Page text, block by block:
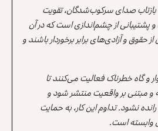
صدای سرکوب‌شدگان، تقویت
از چشم‌اندازی است که در آن
حقوق و آزادی‌های برابر برخوردار باشند و
و گاه خطرناک فعالیت می‌کنند تا
مبتنی بر واقعیت منتشر شود و
نشود. تداوم این کار، به حمایت
وابسته است.